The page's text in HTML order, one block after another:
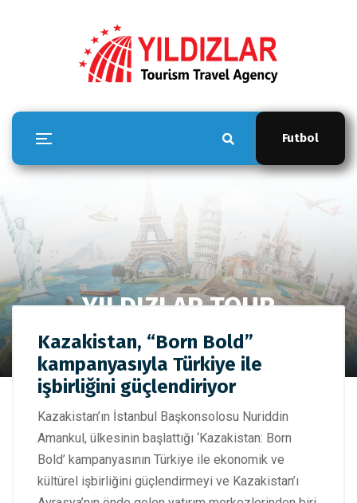
Futbol
YILDIZLAR TOUR
Anasayfa
YILDIZLAR TOUR
Kazakistan, “Born Bold” kampanyasıyla Türkiye ile işbirliğini
güçlendiriyor
Kazakistan, “Born Bold”
kampanyasıyla Türkiye ile
işbirliğini güçlendiriyor
Kazakistan’ın İstanbul Başkonsolosu Nuriddin
Amankul, ülkesinin başlattığı ‘Kazakistan: Born
Bold’ kampanyasının Türkiye ile ekonomik ve
kültürel işbirliğini güçlendirmeyi ve Kazakistan’ı